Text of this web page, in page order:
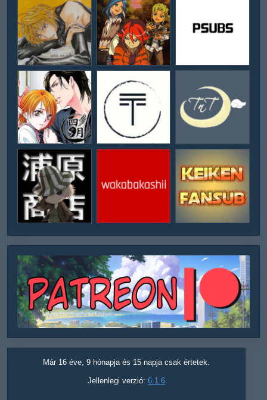
Már 16 éve, 9 hónapja és 15 napja csak értetek.
Jellenlegi verzió: 6.1.6